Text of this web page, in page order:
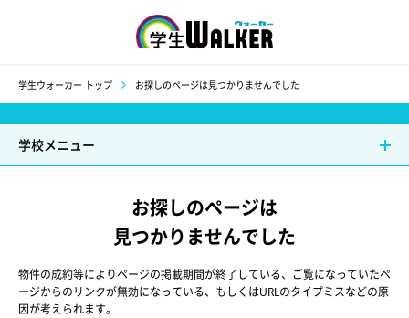
学生ウォーカー トップ お探しのページは見つかりませんでした
学校メニュー
お探しのページは
見つかりませんでした
物件の成約等によりページの掲載期間が終了している、ご覧になっていたペ
ージからのリンクが無効になっている、もしくはURLのタイプミスなどの原
因が考えられます。